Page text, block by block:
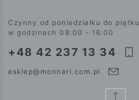
Czynny od poniedziałku do piątku
w godzinach 08:00 - 16:00
+48 42 237 13 34
esklep@monnari.com.pl